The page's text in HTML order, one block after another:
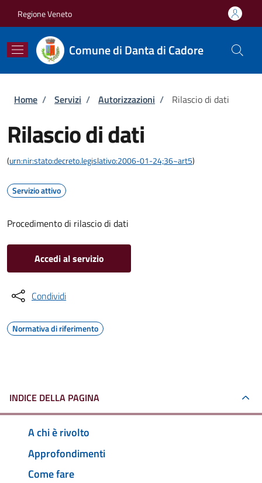
Regione Veneto
Comune di Danta di Cadore
Briciole di pane
Home / Servizi / Autorizzazioni / Rilascio di dati
Rilascio di dati
(urn:nir:stato:decreto.legislativo:2006-01-24;36~art5)
Servizio attivo
Procedimento di rilascio di dati
Accedi al servizio
Condividi
Normativa di riferimento
INDICE DELLA PAGINA
A chi è rivolto
Approfondimenti
Come fare